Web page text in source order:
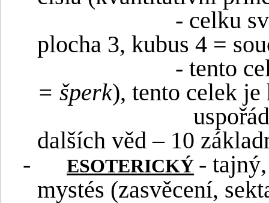
- celku
plocha 3, kubus 4 =
- tento
= šperk), tento celek
dalších věd – 10
-
ESOTERICKÝ -
mystés (zasvěcení,